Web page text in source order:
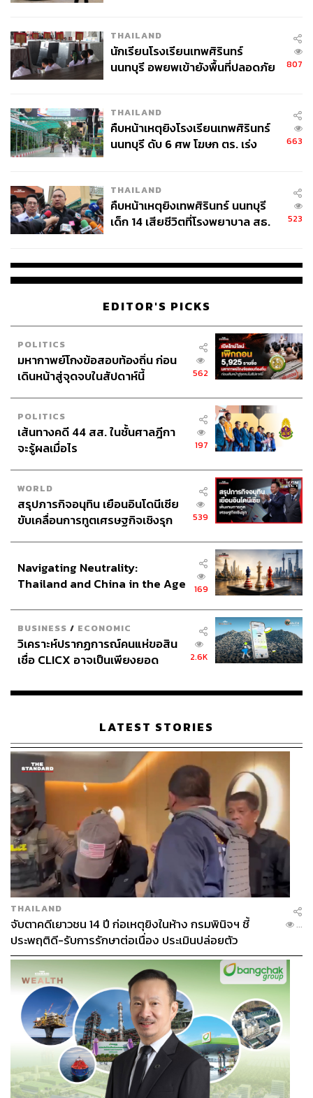
THAILAND
นักเรียนโรงเรียนเทพศิรินทร์
นนทบุรี อพยพเข้ายังพื้นที่ปลอดภัย
807
THAILAND
คืบหน้าเหตุยิงโรงเรียนเทพศิรินทร์
นนทบุรี ดับ 6 ศพ โฆษก ตร. เร่ง
663
THAILAND
คืบหน้าเหตุยิงเทพศิรินทร์ นนทบุรี
เด็ก 14 เสียชีวิตที่โรงพยาบาล สธ.
523
EDITOR'S PICKS
POLITICS
มหากาพย์โกงข้อสอบท้องถิ่น ก่อน
เดินหน้าสู่จุดจบในสัปดาห์นี้
562
POLITICS
เส้นทางคดี 44 สส. ในชั้นศาลฎีกา
จะรู้ผลเมื่อไร
197
WORLD
สรุปภารกิจอนุทิน เยือนอินโดนีเซีย
ขับเคลื่อนการทูตเศรษฐกิจเชิงรุก
539
Navigating Neutrality:
Thailand and China in the Age
169
BUSINESS / ECONOMIC
วิเคราะห์ปรากฏการณ์คนแห่ขอสิน
เชื่อ CLICX อาจเป็นเพียงยอด
เรือนไทยที่ถูกซุกไว้
2.6K
LATEST STORIES
THAILAND
จับตาคดีเยาวชน 14 ปี ก่อเหตุยิงในห้าง กรมพินิจฯ ชี้
ประพฤติดี-รับการรักษาต่อเนื่อง ประเมินปล่อยตัว
...